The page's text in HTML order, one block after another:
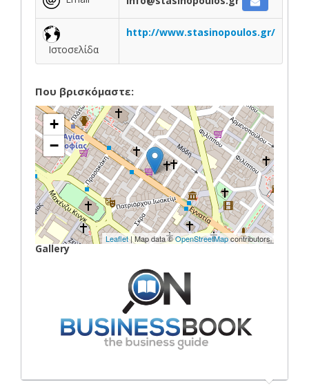
Ιστοσελίδα
http://www.stasinopoulos.gr/
Που βρισκόμαστε:
+
−
Leaflet| Map data ©OpenStreetMapcontributors
Gallery